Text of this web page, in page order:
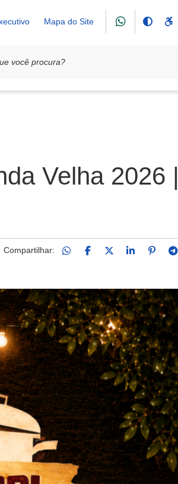
Mapa do Site
Velha 2026 |
Compartilhar: